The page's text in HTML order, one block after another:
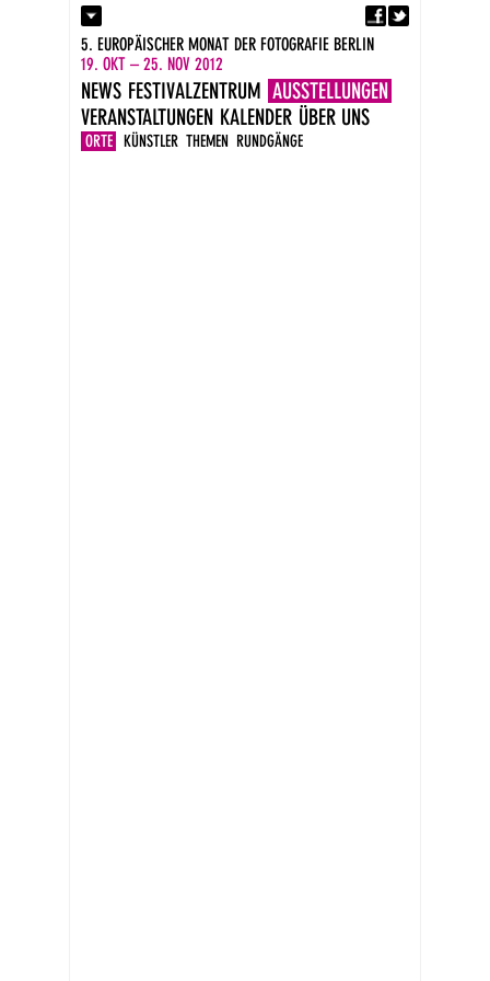
Kontakt
Presse
Impressum
DE
EN
5. EUROPÄISCHER MONAT DER FOTOGRAFIE BERLIN
19. OKT – 25. NOV 2012
NEWS FESTIVALZENTRUM AUSSTELLUNGEN
ORTE KÜNSTLER THEMEN RUNDGÄNGE
VERANSTALTUNGEN KALENDER ÜBER UNS